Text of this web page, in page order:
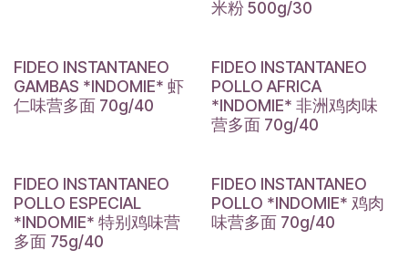
米粉 500g/30
FIDEO INSTANTANEO
GAMBAS *INDOMIE* 虾
仁味营多面 70g/40
FIDEO INSTANTANEO
POLLO AFRICA
*INDOMIE* 非洲鸡肉味
营多面 70g/40
FIDEO INSTANTANEO
POLLO ESPECIAL
*INDOMIE* 特别鸡味营
多面 75g/40
FIDEO INSTANTANEO
POLLO *INDOMIE* 鸡肉
味营多面 70g/40